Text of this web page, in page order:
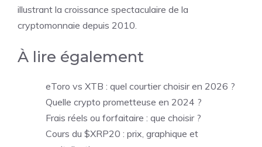
illustrant la croissance spectaculaire de la
cryptomonnaie depuis 2010.
À lire également
eToro vs XTB : quel courtier choisir en 2026 ?
Quelle crypto prometteuse en 2024 ?
Frais réels ou forfaitaire : que choisir ?
Cours du $XRP20 : prix, graphique et